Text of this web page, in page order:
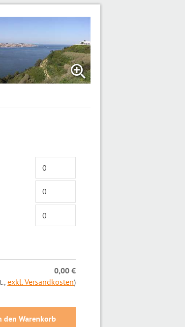
0,00 €
exkl. Versandkosten)